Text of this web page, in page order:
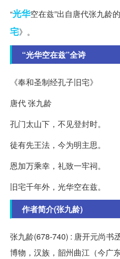
“光华空在兹”出自唐代张九龄
宅》。
“光华空在兹”全诗
《奉和圣制经孔子旧宅》
唐代 张九龄
孔门太山下，不见登封时。
徒有先王法，今为明主思。
恩加万乘幸，礼致一牢祠。
旧宅千年外，光华空在兹。
作者简介(张九龄)
张九龄(678-740) : 唐开元尚书
博物，汉族，韶州曲江（今广